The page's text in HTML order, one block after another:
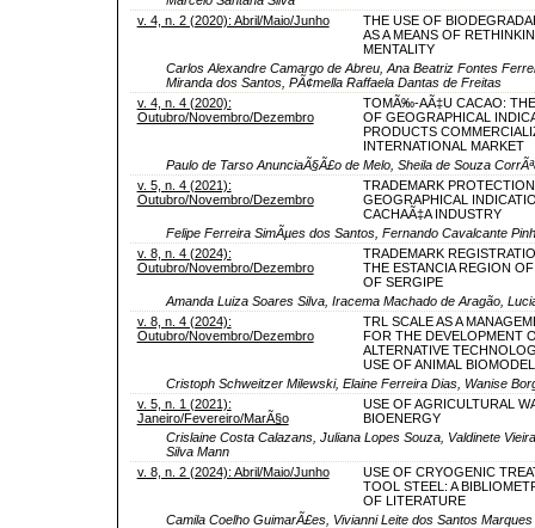
v. 4, n. 2 (2020): Abril/Maio/Junho
THE USE OF
AS A MEANS OF
MENTALITY
Carlos Alexandre Camargo de Abreu, Ana Beatriz Fontes
Miranda dos Santos, PÃ¢mella Raffaela Dantas de Freitas
v. 4, n. 4 (2020):
Outubro/Novembro/Dezembro
TOMÃ‰-AÃ‡U CACAO:
OF GEOGRAPHICAL
PRODUCTS
INTERNATIONAL MARKET
Paulo de Tarso AnunciaÃ§Ã£o de Melo, Sheila de Souza
v. 5, n. 4 (2021):
Outubro/Novembro/Dezembro
TRADEMARK
GEOGRAPHICAL
CACHAÃ‡A INDUSTRY
Felipe Ferreira SimÃµes dos Santos, Fernando Cavalcante
v. 8, n. 4 (2024):
Outubro/Novembro/Dezembro
TRADEMARK
THE ESTANCIA REGION
OF SERGIPE
Amanda Luiza Soares Silva, Iracema Machado de Aragão,
v. 8, n. 4 (2024):
Outubro/Novembro/Dezembro
TRL SCALE AS A
FOR THE DEVELOPMENT
ALTERNATIVE
USE OF ANIMAL
Cristoph Schweitzer Milewski, Elaine Ferreira Dias, Wanise
v. 5, n. 1 (2021):
Janeiro/Fevereiro/MarÃ§o
USE OF AGRICULTURAL
BIOENERGY
Crislaine Costa Calazans, Juliana Lopes Souza, Valdinete
Silva Mann
v. 8, n. 2 (2024): Abril/Maio/Junho
USE OF CRYOGENIC
TOOL STEEL: A
OF LITERATURE
Camila Coelho GuimarÃ£es, Vivianni Leite dos Santos